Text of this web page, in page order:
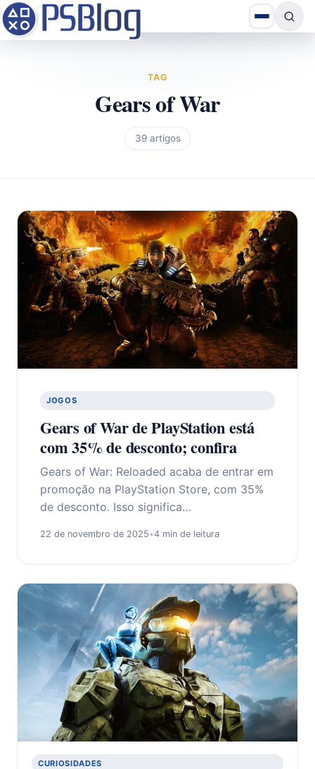
TAG
Gears of War
39 artigos
JOGOS
Gears of War de PlayStation está
com 35% de desconto; confira
Gears of War: Reloaded acaba de entrar em
promoção na PlayStation Store, com 35%
de desconto. Isso significa…
22 de novembro de 2025•4 min de leitura
CURIOSIDADES